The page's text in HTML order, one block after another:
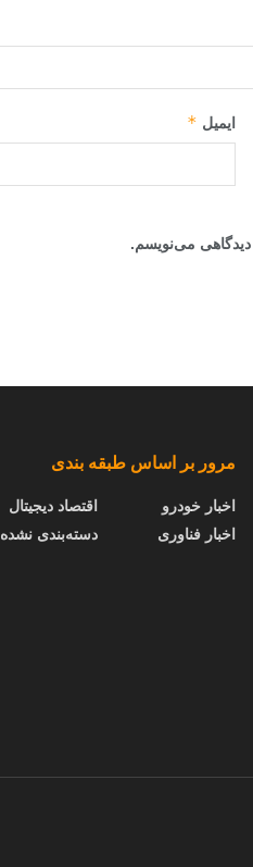
ایمیل *
دیدگاهی می‌نویسم.
مرور بر اساس طبقه بندی
اخبار خودرو
اخبار فناوری
اقتصاد دیجیتال
دسته‌بندی نشده